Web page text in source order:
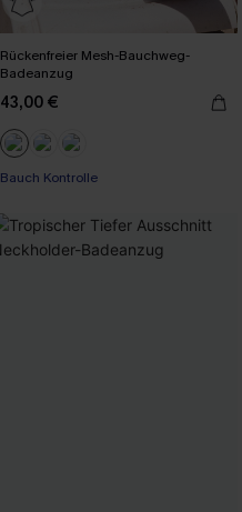
Rückenfreier Mesh-Bauchweg-
Badeanzug
43,00 €
Bauch Kontrolle